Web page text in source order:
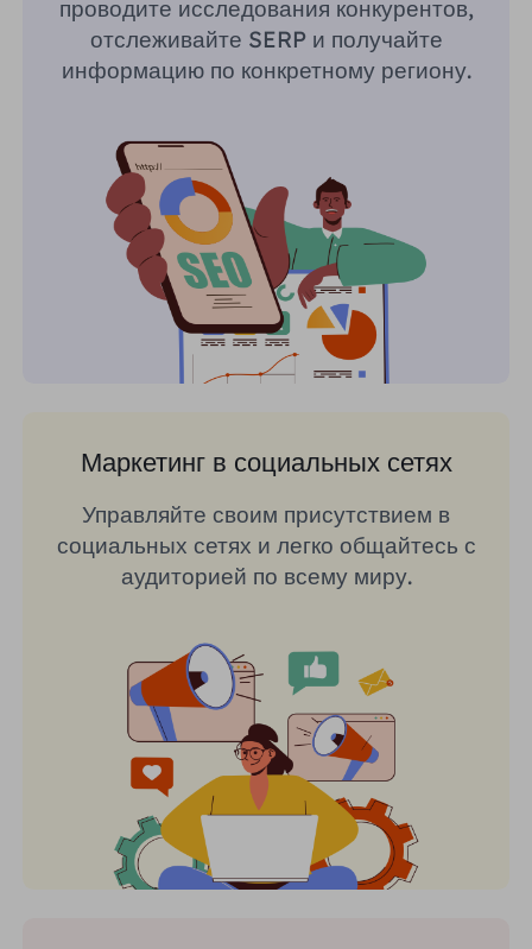
проводите исследования конкурентов,
отслеживайте SERP и получайте
информацию по конкретному региону.
Маркетинг в социальных сетях
Управляйте своим присутствием в
социальных сетях и легко общайтесь с
аудиторией по всему миру.